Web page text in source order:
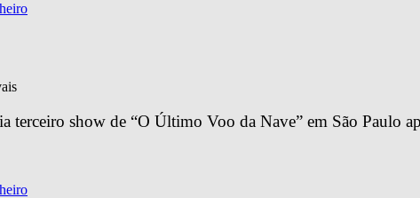
terceiro show de “O Último Voo da Nave” em São Paulo